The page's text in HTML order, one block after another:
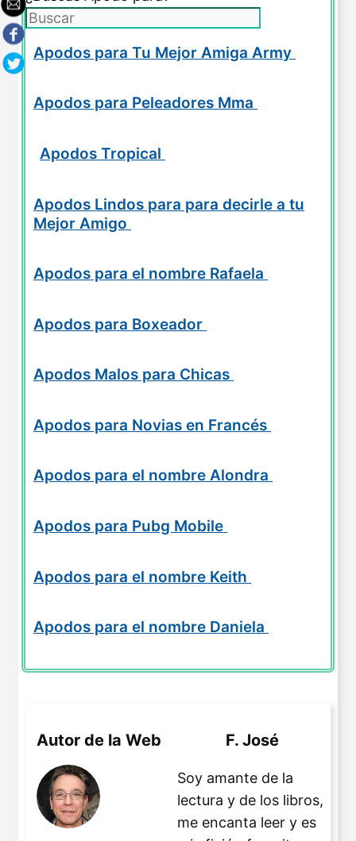
Apodos para Tu Mejor Amiga Army
Apodos para Peleadores Mma
Apodos Tropical
Apodos Lindos para para decirle a tu
Mejor Amigo
Apodos para el nombre Rafaela
Apodos para Boxeador
Apodos Malos para Chicas
Apodos para Novias en Francés
Apodos para el nombre Alondra
Apodos para Pubg Mobile
Apodos para el nombre Keith
Apodos para el nombre Daniela
Autor de la Web F. José
Soy amante de la
lectura y de los libros,
me encanta leer y es